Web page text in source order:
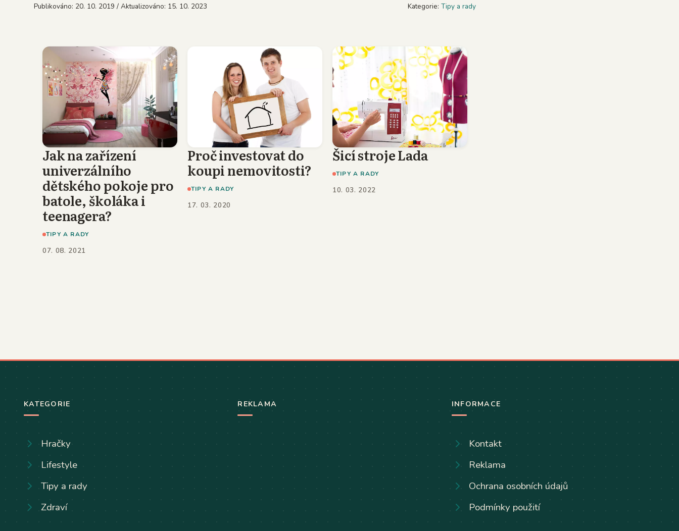
Publikováno: 20. 10. 2019 / Aktualizováno: 15. 10. 2023 Kategorie: Tipy a rady
Jak na zařízení
univerzálního
dětského pokoje pro
batole, školáka i
teenagera?
TIPY A RADY
07. 08. 2021
Proč investovat do
koupi nemovitosti?
TIPY A RADY
17. 03. 2020
Šicí stroje Lada
TIPY A RADY
10. 03. 2022
KATEGORIE
Hračky
Lifestyle
Tipy a rady
Zdraví
REKLAMA INFORMACE
Kontakt
Reklama
Ochrana osobních údajů
Podmínky použití